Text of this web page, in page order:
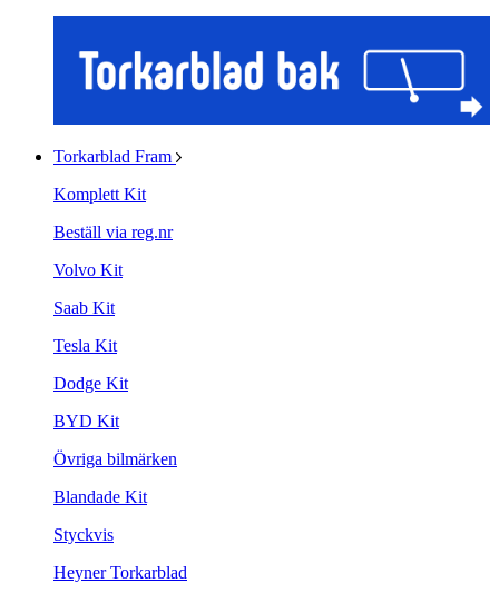
Torkarblad Fram
Komplett Kit
Beställ via reg.nr
Volvo Kit
Saab Kit
Tesla Kit
Dodge Kit
BYD Kit
Övriga bilmärken
Blandade Kit
Styckvis
Heyner Torkarblad